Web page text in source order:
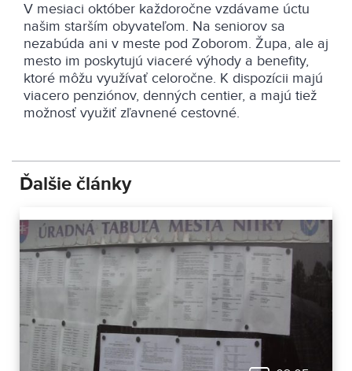
V mesiaci október každoročne vzdávame úctu
našim starším obyvateľom. Na seniorov sa
nezabúda ani v meste pod Zoborom. Župa, ale aj
mesto im poskytujú viaceré výhody a benefity,
ktoré môžu využívať celoročne. K dispozícii majú
viacero penziónov, denných centier, a majú tiež
možnosť využiť zľavnené cestovné.
Ďalšie články